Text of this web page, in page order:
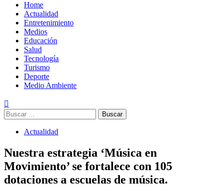
Home
Actualidad
Entretenimiento
Medios
Educación
Salud
Tecnología
Turismo
Deporte
Medio Ambiente
Buscar:
Actualidad
Nuestra estrategia ‘Música en
Movimiento’ se fortalece con 105
dotaciones a escuelas de música.